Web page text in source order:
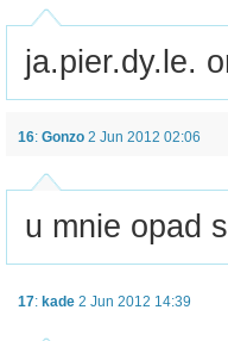
ja.pier.dy.le.
16: Gonzo 2 Jun 2012 02:06
u mnie opad
17: kade 2 Jun 2012 14:39